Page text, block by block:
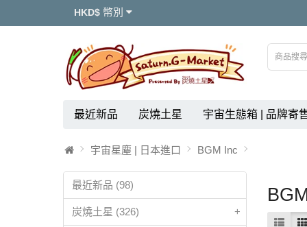
HKD$ 幣別
最近新品 炭燒土星 宇宙生態箱 | 品牌寄
宇宙星塵 | 日本進口 BGM Inc
最近新品 (98)
炭燒土星 (326) +